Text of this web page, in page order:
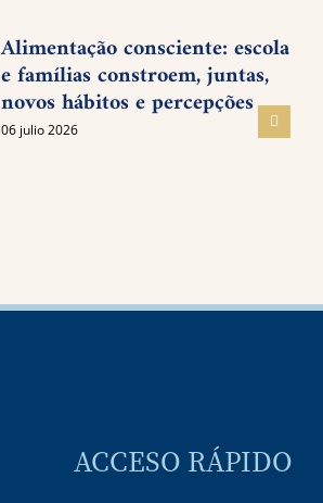
Alimentação consciente: escola
e famílias constroem, juntas,
novos hábitos e percepções
06 julio 2026
ACCESO RÁPIDO